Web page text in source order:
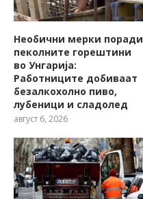
Необични мерки поради
пеколните горештини
во Унгарија:
Работниците добиваат
безалкохолно пиво,
лубеници и сладолед
август 6, 2026